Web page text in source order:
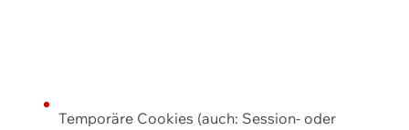
Temporäre Cookies (auch: Session- oder